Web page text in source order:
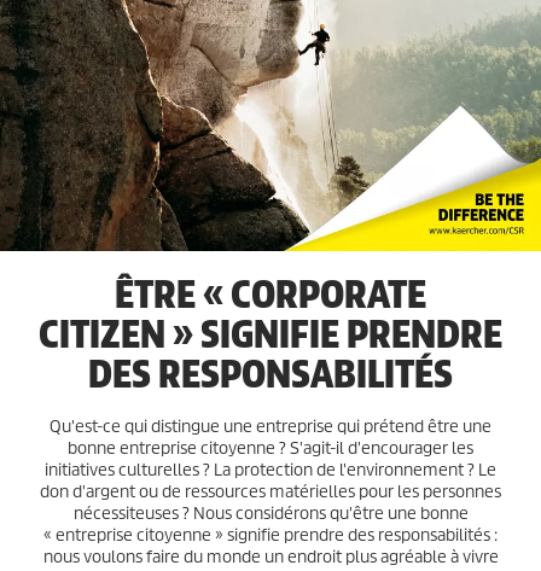
ÊTRE « CORPORATE
CITIZEN » SIGNIFIE PRENDRE
DES RESPONSABILITÉS
Qu'est-ce qui distingue une entreprise qui prétend être une
bonne entreprise citoyenne ? S'agit-il d'encourager les
initiatives culturelles ? La protection de l'environnement ? Le
don d'argent ou de ressources matérielles pour les personnes
nécessiteuses ? Nous considérons qu'être une bonne
« entreprise citoyenne » signifie prendre des responsabilités :
nous voulons faire du monde un endroit plus agréable à vivre